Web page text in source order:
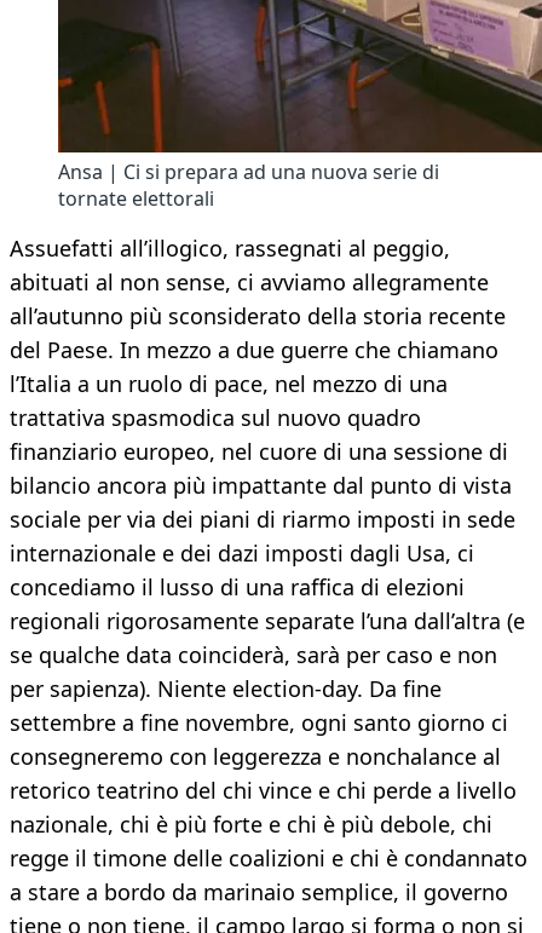
Ansa | Ci si prepara ad una nuova serie di
tornate elettorali
Assuefatti all’illogico, rassegnati al peggio,
abituati al non sense, ci avviamo allegramente
all’autunno più sconsiderato della storia recente
del Paese. In mezzo a due guerre che chiamano
l’Italia a un ruolo di pace, nel mezzo di una
trattativa spasmodica sul nuovo quadro
finanziario europeo, nel cuore di una sessione di
bilancio ancora più impattante dal punto di vista
sociale per via dei piani di riarmo imposti in sede
internazionale e dei dazi imposti dagli Usa, ci
concediamo il lusso di una raffica di elezioni
regionali rigorosamente separate l’una dall’altra (e
se qualche data coinciderà, sarà per caso e non
per sapienza). Niente election-day. Da fine
settembre a fine novembre, ogni santo giorno ci
consegneremo con leggerezza e nonchalance al
retorico teatrino del chi vince e chi perde a livello
nazionale, chi è più forte e chi è più debole, chi
regge il timone delle coalizioni e chi è condannato
a stare a bordo da marinaio semplice, il governo
tiene o non tiene, il campo largo si forma o non si